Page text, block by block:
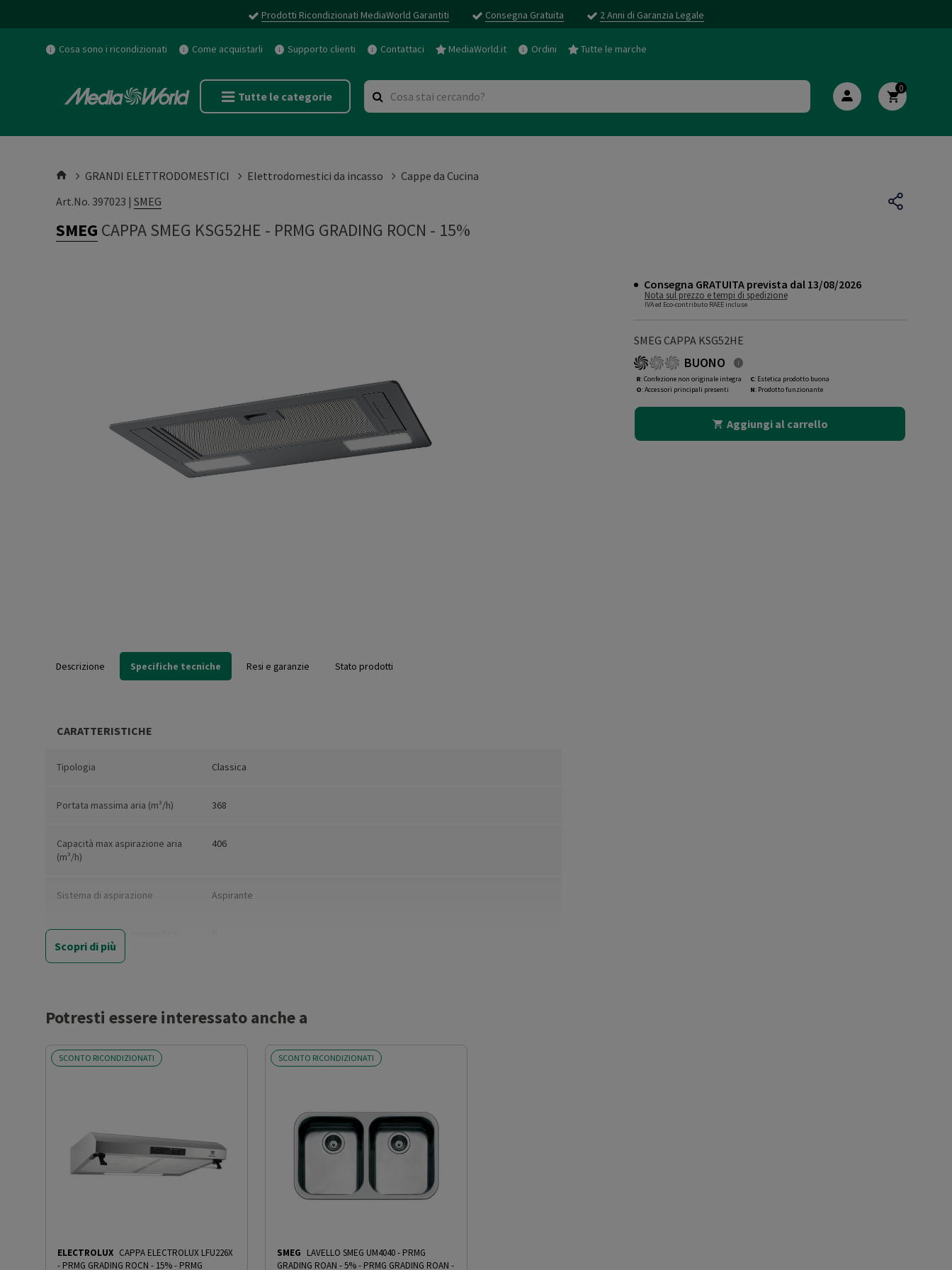
Prodotti Ricondizionati MediaWorld Garantiti Consegna Gratuita 2 Anni di Garanzia Legale
Cosa sono i ricondizionati Come acquistarli Supporto clienti Contattaci MediaWorld.it Ordini Tutte le marche
Tutte le categorie
0
GRANDI ELETTRODOMESTICI Elettrodomestici da incasso
Cappe da Cucina
Art.No. 397023 | SMEG
SMEG CAPPA SMEG KSG52HE - PRMG GRADING ROCN - 15%
Consegna GRATUITA prevista dal 13/08/2026
Nota sul prezzo e tempi di spedizione
IVA ed Eco-contributo RAEE incluse
SMEG CAPPA KSG52HE
BUONO
R: Confezione non originale integra
O: Accessori principali presenti
C: Estetica prodotto buona
N: Prodotto funzionante
Aggiungi al carrello
Descrizione Specifiche tecniche Resi e garanzie Stato prodotti
CARATTERISTICHE
Tipologia Classica
Portata massima aria (m³/h) 368
Capacità max aspirazione aria
(m³/h)
406
Sistema di aspirazione Aspirante
Classe efficienza energetica
Efficienza fluidodinamica (%) 11
Classe efficienza
Classe efficienza luminosa D
grassi
Scopri di più
Potresti essere interessato anche a
SCONTO RICONDIZIONATI
ELECTROLUX CAPPA ELECTROLUX LFU226X
- PRMG GRADING ROCN - 15%- PRMG
SCONTO RICONDIZIONATI
SMEG LAVELLO SMEG UM4040 - PRMG
GRADING ROAN - 5%- PRMG GRADING ROAN -